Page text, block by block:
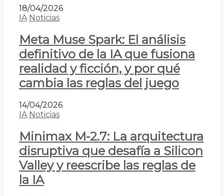
18/04/2026
IA Noticias
Meta Muse Spark: El análisis
definitivo de la IA que fusiona
realidad y ficción, y por qué
cambia las reglas del juego
14/04/2026
IA Noticias
Minimax M-2.7: La arquitectura
disruptiva que desafía a Silicon
Valley y reescribe las reglas de
la IA